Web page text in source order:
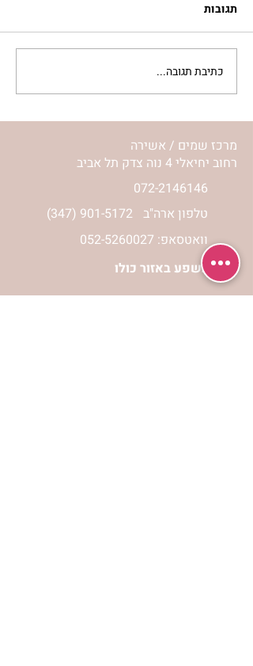
רגעים מיוחדים מהנסיעה
לאומן עם רוני ונורית אילון
הירש | פורים קטן תשע”ד
2014
תגובות
כתיבת תגובה...
מרכז שמים / אשירה
רחוב יחיאלי 4 נוה צדק תל אביב
072-2146146
(347) 901-5172 טלפון ארה"ב
וואטסאפ: 052-5260027
חניה בשפע באזור כולו